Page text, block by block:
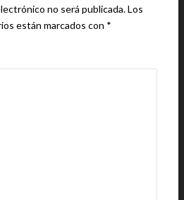
no será publicada.Los
están marcados con *